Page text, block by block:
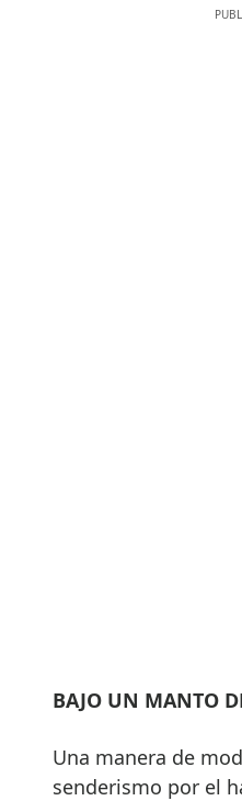
BAJO UN MANTO
Una manera de
senderismo por el